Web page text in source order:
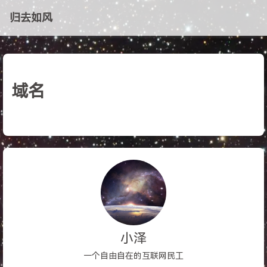
归去如风
域名
小泽
一个自由自在的互联网民工